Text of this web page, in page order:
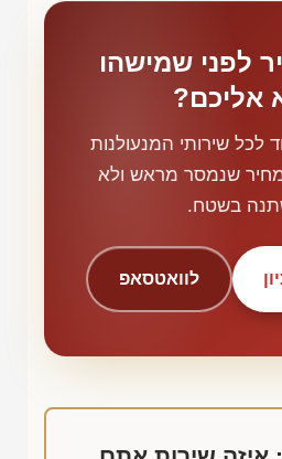
לפני שמישהו
אליכם?
לכל שירותי המנעולנות
שנמסר מראש ולא
בשטח.
לוואטסאפ